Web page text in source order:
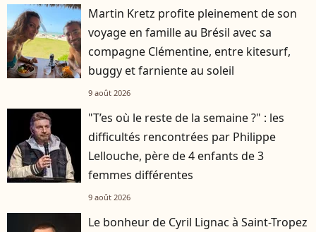
Martin Kretz profite pleinement de son
voyage en famille au Brésil avec sa
compagne Clémentine, entre kitesurf,
buggy et farniente au soleil
9 août 2026
"T’es où le reste de la semaine ?" : les
difficultés rencontrées par Philippe
Lellouche, père de 4 enfants de 3
femmes différentes
9 août 2026
Le bonheur de Cyril Lignac à Saint-Tropez